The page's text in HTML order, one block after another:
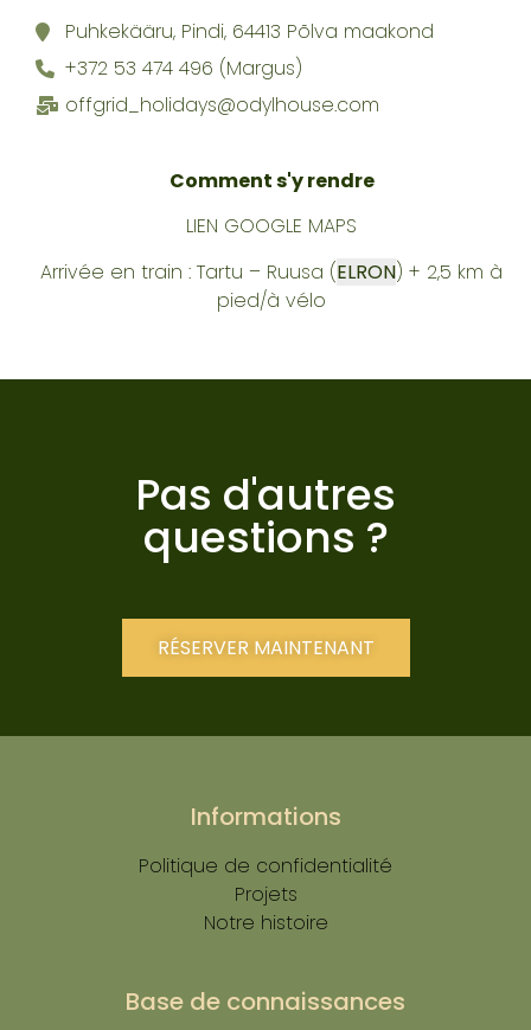
Puhkekääru, Pindi, 64413 Põlva maakond
+372 53 474 496 (Margus)
offgrid_holidays@odylhouse.com
Comment s'y rendre
LIEN GOOGLE MAPS
Arrivée en train : Tartu – Ruusa (ELRON) + 2,5 km à
pied/à vélo
Pas d'autres
questions ?
RÉSERVER MAINTENANT
Informations
Politique de confidentialité
Projets
Notre histoire
Base de connaissances